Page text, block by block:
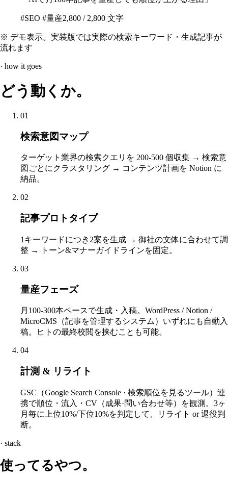
#SEO #量産2,800 / 2,800 文字
※ デモ表示。実装版では実際の検索キーワード・生成記事が
流れます
· how it goes
どう動くか。
01
検索意図マップ
ターゲット業界の検索クエリを 200-500 個収集 → 検索意
図ごとにクラスタリング → コンテンツ計画を Notion に
納品。
02
記事プロトタイプ
1キーワードにつき2案を生成 → 御社の文体に合わせて調
整 → トーン&マナーガイドラインを固定。
03
量産フェーズ
月100-300本ペースで生成・入稿。WordPress / Notion /
MicroCMS（記事を管理するシステム）いずれにも自動入
稿。ヒトの最終校閲を挟むことも可能。
04
計測 & リライト
GSC（Google Search Console · 検索順位を見るツール）連
携で順位・流入・CV（成果·問い合わせ等）を観測。3ヶ
月毎に上位10%/下位10%を判定して、リライト or 退役判
断。
· stack
使ってるやつ。